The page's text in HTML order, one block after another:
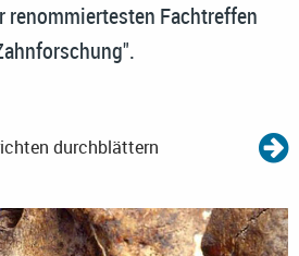
renommiertesten Fachtreffen
durchblättern